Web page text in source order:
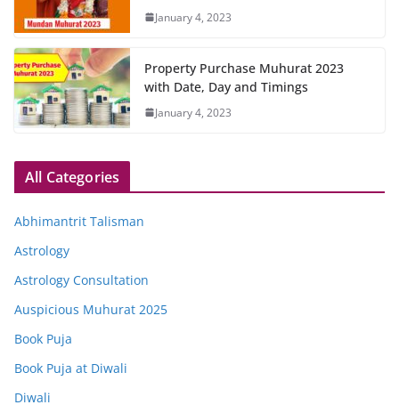
January 4, 2023
Property Purchase Muhurat 2023
with Date, Day and Timings
January 4, 2023
All Categories
Abhimantrit Talisman
Astrology
Astrology Consultation
Auspicious Muhurat 2025
Book Puja
Book Puja at Diwali
Diwali